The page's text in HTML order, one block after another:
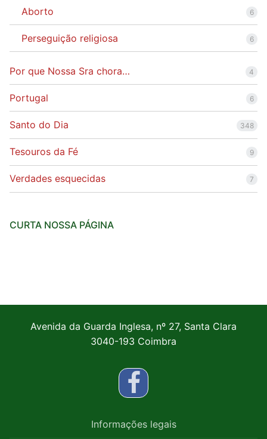
Aborto 6
Perseguição religiosa 6
Por que Nossa Sra chora… 4
Portugal 6
Santo do Dia 348
Tesouros da Fé 9
Verdades esquecidas 7
CURTA NOSSA PÁGINA
Avenida da Guarda Inglesa, nº 27, Santa Clara
3040-193 Coimbra
Informações legais